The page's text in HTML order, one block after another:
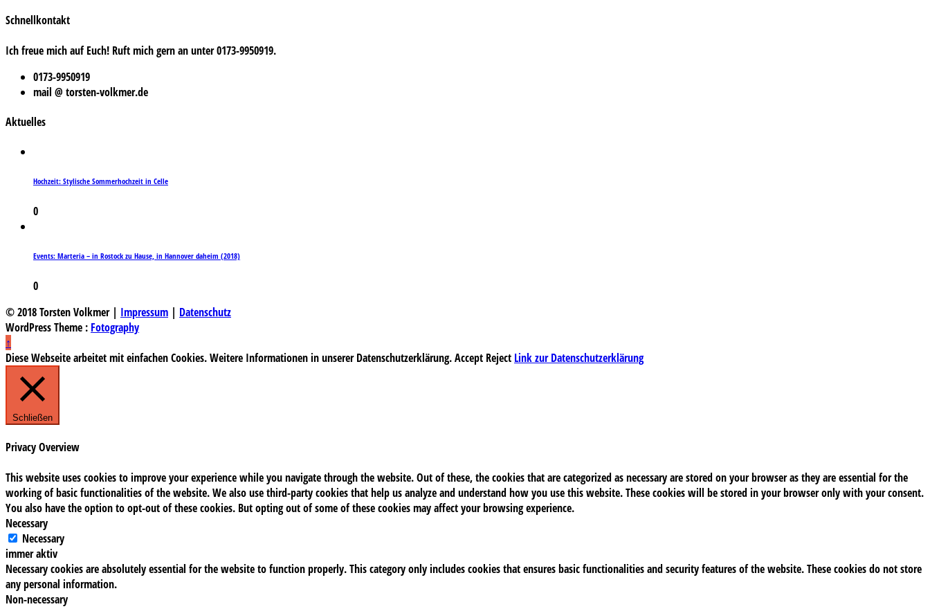
Schnellkontakt
Ich freue mich auf Euch! Ruft mich gern an unter 0173-9950919.
0173-9950919
mail @ torsten-volkmer.de
Aktuelles
Hochzeit: Stylische Sommerhochzeit in Celle
0
Events: Marteria – in Rostock zu Hause, in Hannover daheim (2018)
0
© 2018 Torsten Volkmer | Impressum | Datenschutz
WordPress Theme : Fotography
↑
Diese Webseite arbeitet mit einfachen Cookies. Weitere Informationen in unserer Datenschutzerklärung.Accept Reject Link zur Datenschutzerklärung
Schließen
Privacy Overview
This website uses cookies to improve your experience while you navigate through the website. Out of these, the cookies that are categorized as necessary are stored on your browser as they are essential for the
working of basic functionalities of the website. We also use third-party cookies that help us analyze and understand how you use this website. These cookies will be stored in your browser only with your consent.
You also have the option to opt-out of these cookies. But opting out of some of these cookies may affect your browsing experience.
Necessary
Necessary
immer aktiv
Necessary cookies are absolutely essential for the website to function properly. This category only includes cookies that ensures basic functionalities and security features of the website. These cookies do not store
any personal information.
Non-necessary